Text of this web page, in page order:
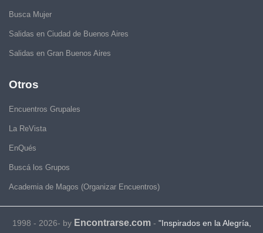
Busca Mujer
Salidas en Ciudad de Buenos Aires
Salidas en Gran Buenos Aires
Otros
Encuentros Grupales
La ReVista
EnQués
Buscá los Grupos
Academia de Magos (Organizar Encuentros)
1998 - 2026- by Encontrarse.com- "Inspirados en la Alegría,